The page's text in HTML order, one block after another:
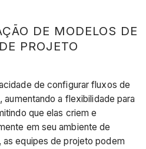
DE MODELOS DE
PROJETO
de configurar fluxos de
a flexibilidade para
que elas criem e
em seu ambiente de
equipes de projeto podem